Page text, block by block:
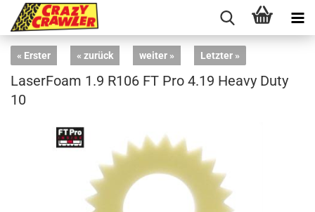
« Erster « zurück weiter » Letzter »
LaserFoam 1.9 R106 FT Pro 4.19 Heavy Duty
10